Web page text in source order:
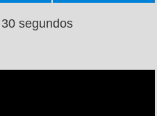
segundos